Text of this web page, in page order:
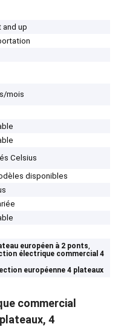
and up
mois
Celsius
disponibles
européen à 2 ponts,
électrique commercial 4
européenne 4 plateaux
commercial
4